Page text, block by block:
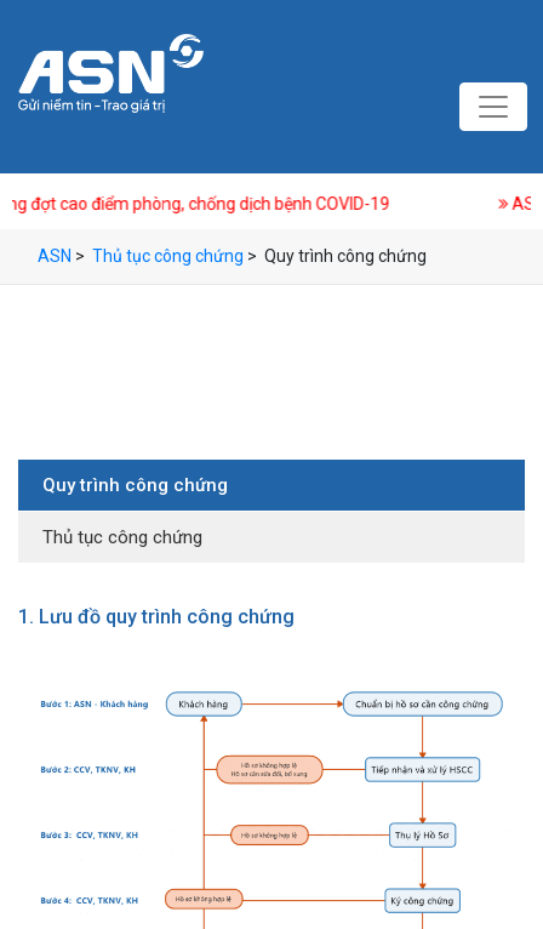
phòng, chống dịch bệnh COVID-19 ASN thông
ASN > Thủ tục công chứng > Quy trình công chứng
Quy trình công chứng
Thủ tục công chứng
1. Lưu đồ quy trình công chứng